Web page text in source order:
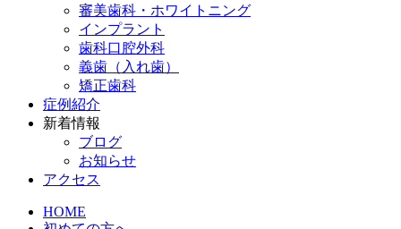
審美歯科・ホワイトニング
インプラント
歯科口腔外科
義歯（入れ歯）
矯正歯科
症例紹介
新着情報
ブログ
お知らせ
アクセス
HOME